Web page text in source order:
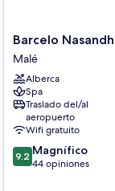
Barcelo
Nasandhura
Male
Malé
Barcelo
Malé
Alberca
Spa
Traslado del/al
aeropuerto
Wifi gratuito
9.2
de
9.2 Magnífico
44 opiniones